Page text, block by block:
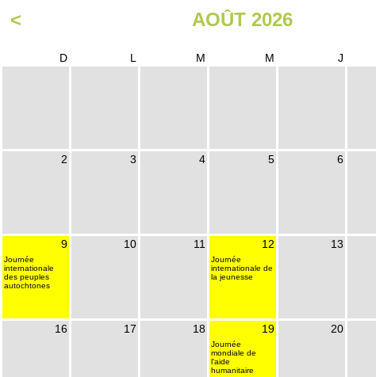
< AOÛT 2026
D L M M J
2 3 4 5 6
9
Journée
internationale
des peuples
autochtones
10 11 12
Journée
internationale de
la jeunesse
13
16 17 18 19
Journée
mondiale de
l'aide
humanitaire
20